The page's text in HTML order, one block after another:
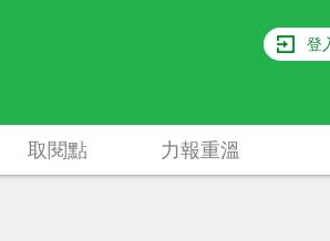
登
取閱點 力報重溫